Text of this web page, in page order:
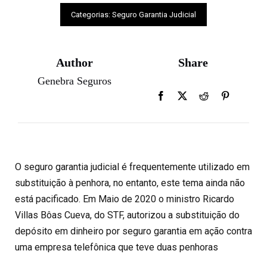
Categorias: Seguro Garantia Judicial
Author
Genebra Seguros
Share
O seguro garantia judicial é frequentemente utilizado em
substituição à penhora, no entanto, este tema ainda não
está pacificado. Em Maio de 2020 o ministro Ricardo
Villas Bôas Cueva, do STF, autorizou a substituição do
depósito em dinheiro por seguro garantia em ação contra
uma empresa telefônica que teve duas penhoras